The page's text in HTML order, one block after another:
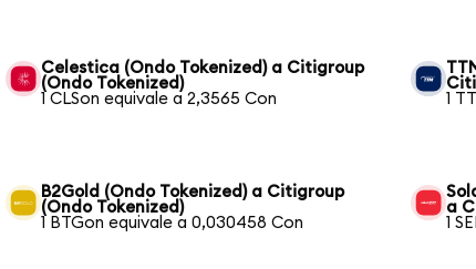
Celestica (Ondo Tokenized) a Citigroup
(Ondo Tokenized)
1 CLSon equivale a 2,3565 Con
1
B2Gold (Ondo Tokenized) a Citigroup
(Ondo Tokenized)
1 BTGon equivale a 0,030458 Con
a
1